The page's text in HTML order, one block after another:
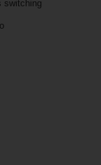
switching